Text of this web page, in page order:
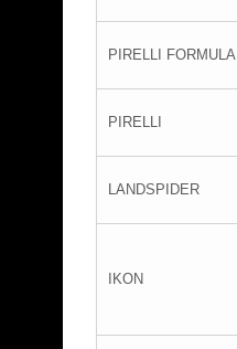
PIRELLI FORMULA
PIRELLI
LANDSPIDER
IKON